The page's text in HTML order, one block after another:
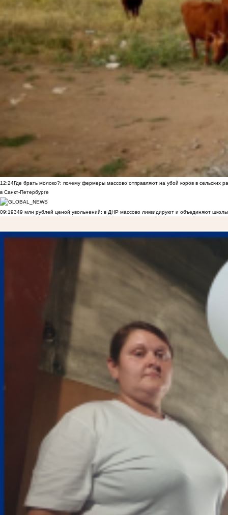
12:24Где брать молоко?: почему фермеры массово отправляют на убой коров в сельских
в Санкт-Петербурге
09:19349 млн рублей ценой увольнений: в ДНР массово ликвидируют и объединяют